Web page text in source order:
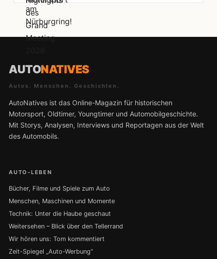
AUTONATIVES
Autos. Menschen. Geschichten.
AutoNatives ist das Online-Magazin für historischen
Motorsport, Oldtimer, Youngtimer und Automobilgeschichte.
Mit Storys, Analysen, Interviews und Reportagen aus der Welt
des Automobils.
AUTO-LEBEN
Bücher, Filme und Spiele zum Auto
Menschen, Maschinen und Momente
Technik: Unter die Haube geschaut
Weitersehen – Blick über den Tellerrand
Wir hören uns: Tom kommentiert
Zeit-Spiegel „Auto-Werbung“